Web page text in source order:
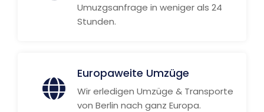
Umuzgsanfrage in weniger als 24
Stunden.
Europaweite Umzüge
Wir erledigen Umzüge & Transporte
von Berlin nach ganz Europa.